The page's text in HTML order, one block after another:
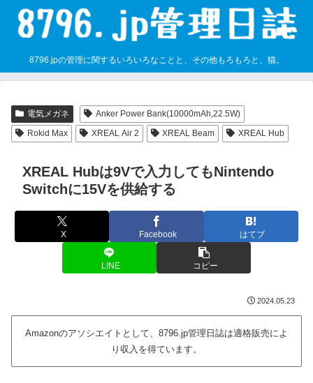
8796.jpの管理に関するいろいろなことと、その他もろもろと、猫。
電気メガネ
Anker Power Bank(10000mAh,22.5W)
Rokid Max
XREAL Air 2 XREAL Beam XREAL Hub
XREAL Hubは9Vで入力してもNintendo
Switchに15Vを供給する
X Facebook はてブ
LINE コピー
2024.05.23
Amazonのアソシエイトとして、8796.jp管理日誌は適格販売によ
り収入を得ています。